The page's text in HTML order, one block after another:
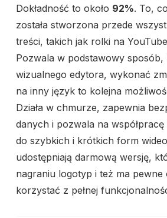
Dokładność to około 92%. To,
została stworzona przede
treści, takich jak rolki na
Pozwala w podstawowy sposób,
wizualnego edytora, wykonać
na inny język to kolejna
Działa w chmurze, zapewnia
danych i pozwala na
do szybkich i krótkich form
udostępniają darmową wersję,
nagraniu logotyp i też ma pewne
korzystać z pełnej